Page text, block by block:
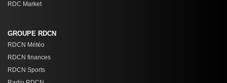
RDC Market
GROUPE RDCN
RDCN Météo
RDCN finances
RDCN Sports